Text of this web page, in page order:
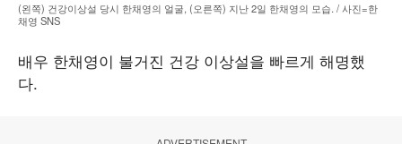
(왼쪽) 건강이상설 당시 한채영의 얼굴, (오른쪽) 지난 2일 한채영의 모습. / 사진=한
채영 SNS
배우 한채영이 불거진 건강 이상설을 빠르게 해명했
다.